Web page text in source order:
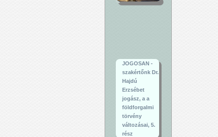
JOGOSAN -
szakértőnk Dr.
Hajdú
Erzsébet
jogász, a a
földforgalmi
törvény
változásai, 5.
rész